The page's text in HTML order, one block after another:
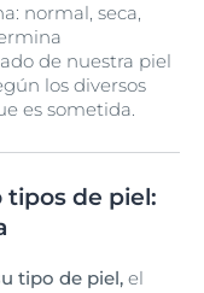
normal, seca,
de nuestra piel
los diversos
es sometida.
de piel:
tipo de piel, el